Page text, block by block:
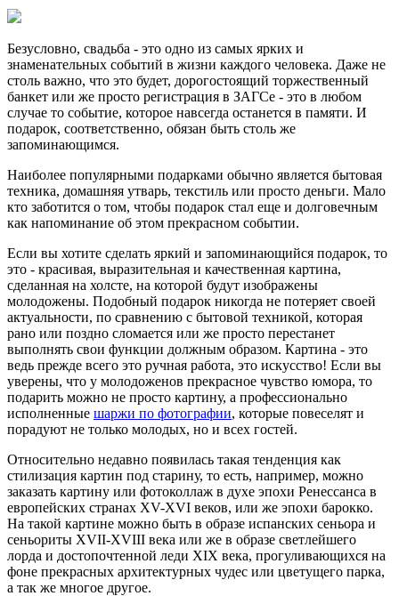
Безусловно, свадьба - это одно из самых ярких и
знаменательных событий в жизни каждого человека. Даже не
столь важно, что это будет, дорогостоящий торжественный
банкет или же просто регистрация в ЗАГСе - это в любом
случае то событие, которое навсегда останется в памяти. И
подарок, соответственно, обязан быть столь же
запоминающимся.
Наиболее популярными подарками обычно является бытовая
техника, домашняя утварь, текстиль или просто деньги. Мало
кто заботится о том, чтобы подарок стал еще и долговечным
как напоминание об этом прекрасном событии.
Если вы хотите сделать яркий и запоминающийся подарок, то
это - красивая, выразительная и качественная картина,
сделанная на холсте, на которой будут изображены
молодожены. Подобный подарок никогда не потеряет своей
актуальности, по сравнению с бытовой техникой, которая
рано или поздно сломается или же просто перестанет
выполнять свои функции должным образом. Картина - это
ведь прежде всего это ручная работа, это искусство! Если вы
уверены, что у молодоженов прекрасное чувство юмора, то
подарить можно не просто картину, а профессионально
исполненные шаржи по фотографии, которые повеселят и
порадуют не только молодых, но и всех гостей.
Относительно недавно появилась такая тенденция как
стилизация картин под старину, то есть, например, можно
заказать картину или фотоколлаж в духе эпохи Ренессанса в
европейских странах XV-XVI веков, или же эпохи барокко.
На такой картине можно быть в образе испанских сеньора и
сеньориты XVII-XVIII века или же в образе светлейшего
лорда и достопочтенной леди XIX века, прогуливающихся на
фоне прекрасных архитектурных чудес или цветущего парка,
а так же многое другое.